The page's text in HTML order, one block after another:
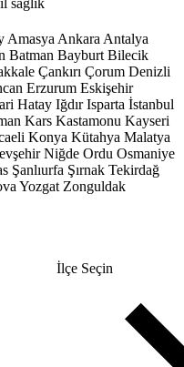
sağlık
Amasya Ankara Antalya
Batman Bayburt Bilecik
Çankırı Çorum Denizli
Erzurum Eskişehir
Hatay Iğdır Isparta İstanbul
Kars Kastamonu Kayseri
Konya Kütahya Malatya
Niğde Ordu Osmaniye
Şanlıurfa Şırnak Tekirdağ
Yozgat Zonguldak
İlçe Seçin